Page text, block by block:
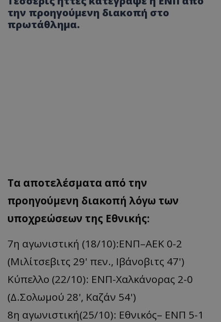
την προηγούμενη διακοπή στο
πρωτάθλημα.
Τα αποτελέσματα από την
προηγούμενη διακοπή λόγω των
υποχρεώσεων της Εθνικής:
7η αγωνιστική (18/10):ΕΝΠ–ΑΕΚ 0-2
(Μιλίτσεβιτς 29' πεν., Ιβάνοβιτς 47')
Κύπελλο (22/10): ΕΝΠ-Χαλκάνορας 2-0
(Δ.Σολωμού 28', Καζάν 54')
8η αγωνιστική(25/10): Εθνικός– ΕΝΠ 5-1